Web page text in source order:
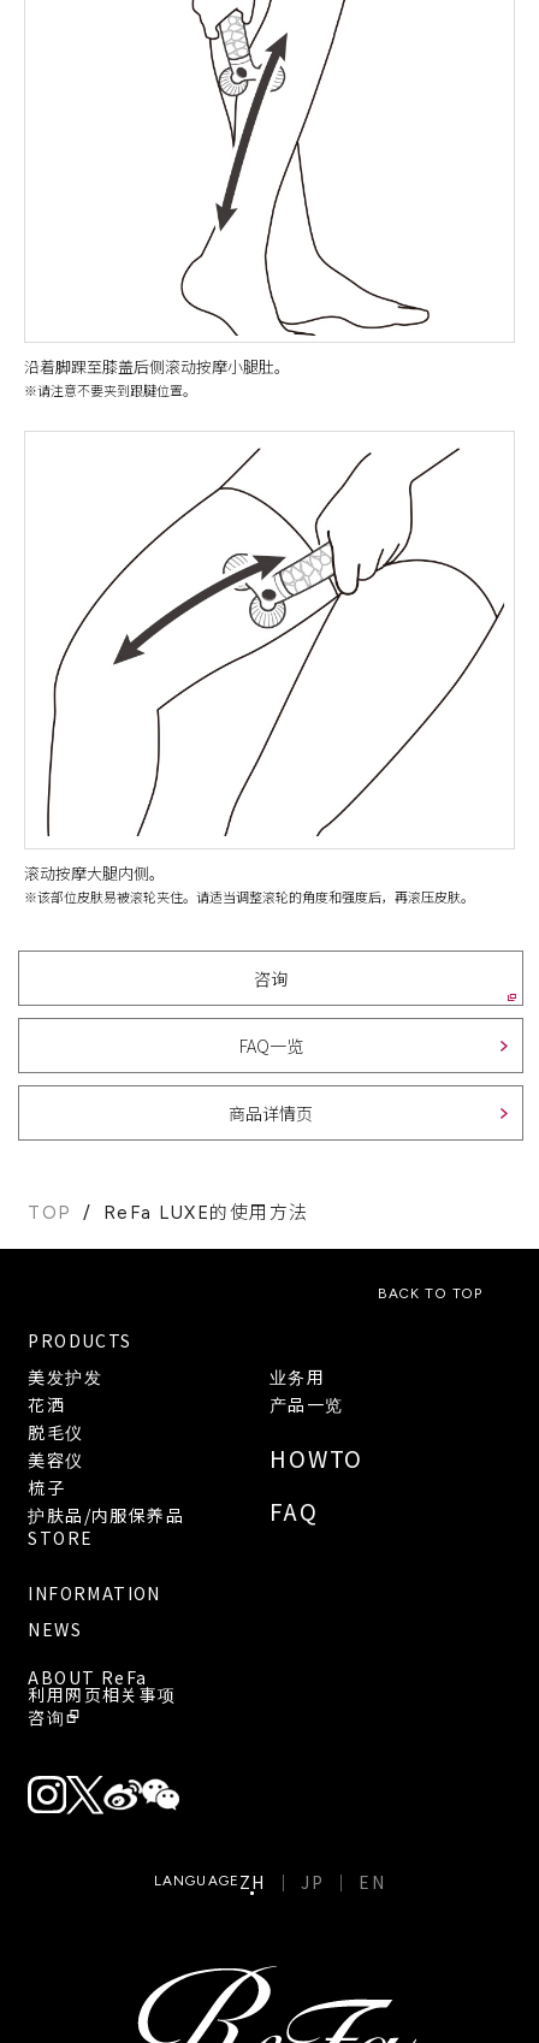
沿着脚踝至膝盖后侧滚动按摩小腿肚。
※请注意不要夹到跟腱位置。
滚动按摩大腿内侧。
※该部位皮肤易被滚轮夹住。请适当调整滚轮的角度和强度后，再滚压皮肤。
咨询
FAQ一览
商品详情页
TOP ReFa LUXE的使用方法
BACK TO TOP
PRODUCTS
美发护发
花洒
脱毛仪
美容仪
梳子
护肤品/内服保养品
业务用
产品一览
HOWTO
FAQ
STORE
INFORMATION
NEWS
ABOUT ReFa
利用网页相关事项
咨询
LANGUAGE ZH JP EN